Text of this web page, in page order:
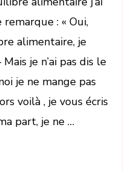
: « Oui,
alimentaire, je
je n’ai pas dis le
je ne mange pas
voilà , je vous écris
part, je ne …